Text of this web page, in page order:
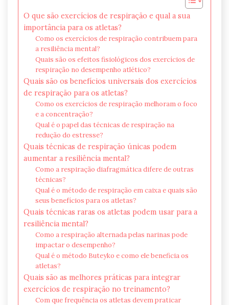
O que são exercícios de respiração e qual a sua
importância para os atletas?
Como os exercícios de respiração contribuem para
a resiliência mental?
Quais são os efeitos fisiológicos dos exercícios de
respiração no desempenho atlético?
Quais são os benefícios universais dos exercícios
de respiração para os atletas?
Como os exercícios de respiração melhoram o foco
e a concentração?
Qual é o papel das técnicas de respiração na
redução do estresse?
Quais técnicas de respiração únicas podem
aumentar a resiliência mental?
Como a respiração diafragmática difere de outras
técnicas?
Qual é o método de respiração em caixa e quais são
seus benefícios para os atletas?
Quais técnicas raras os atletas podem usar para a
resiliência mental?
Como a respiração alternada pelas narinas pode
impactar o desempenho?
Qual é o método Buteyko e como ele beneficia os
atletas?
Quais são as melhores práticas para integrar
exercícios de respiração no treinamento?
Com que frequência os atletas devem praticar